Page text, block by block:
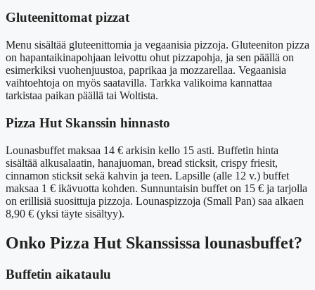
Gluteenittomat pizzat
Menu sisältää gluteenittomia ja vegaanisia pizzoja. Gluteeniton pizza
on hapantaikinapohjaan leivottu ohut pizzapohja, ja sen päällä on
esimerkiksi vuohenjuustoa, paprikaa ja mozzarellaa. Vegaanisia
vaihtoehtoja on myös saatavilla. Tarkka valikoima kannattaa
tarkistaa paikan päällä tai Woltista.
Pizza Hut Skanssin hinnasto
Lounasbuffet maksaa 14 € arkisin kello 15 asti. Buffetin hinta
sisältää alkusalaatin, hanajuoman, bread sticksit, crispy friesit,
cinnamon sticksit sekä kahvin ja teen. Lapsille (alle 12 v.) buffet
maksaa 1 € ikävuotta kohden. Sunnuntaisin buffet on 15 € ja tarjolla
on erillisiä suosittuja pizzoja. Lounaspizzoja (Small Pan) saa alkaen
8,90 € (yksi täyte sisältyy).
Onko Pizza Hut Skanssissa lounasbuffet?
Buffetin aikataulu